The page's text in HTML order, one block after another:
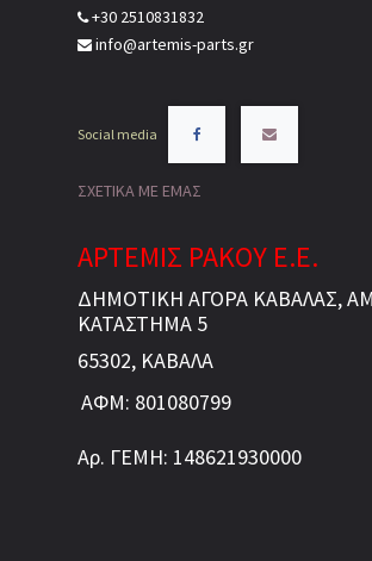
+30 2510831832
info@artemis-parts.gr
Social media
ΣΧΕΤΙΚΑ ΜΕ ΕΜΑΣ
ΑΡΤΕΜΙΣ ΡΑΚΟΥ Ε.Ε.
ΔΗΜΟΤΙΚΗ ΑΓΟΡΑ ΚΑΒΑΛΑΣ,
ΚΑΤΑΣΤΗΜΑ 5
65302, ΚΑΒΑΛΑ
ΑΦΜ: 801080799
Αρ. ΓΕΜΗ: 148621930000